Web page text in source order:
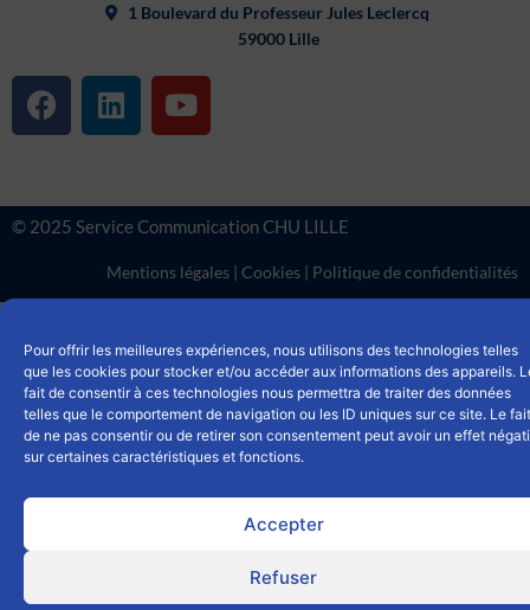
Pour offrir les meilleures expériences, nous utilisons des technologies telles
que les cookies pour stocker et/ou accéder aux informations des appareils.
fait de consentir à ces technologies nous permettra de traiter des données
telles que le comportement de navigation ou les ID uniques sur ce site. Le fait
de ne pas consentir ou de retirer son consentement peut avoir un effet
sur certaines caractéristiques et fonctions.
Accepter
Refuser
1 Boulevard du Professeur Jules Leclercq
59000 Lille
F
a
b
o
k
L
i
e
d
i
n
Y
o
u
b
e
© 2025 Service Communication CHU LILLE
Mentions légales | Cookies | Politique de confidentialités